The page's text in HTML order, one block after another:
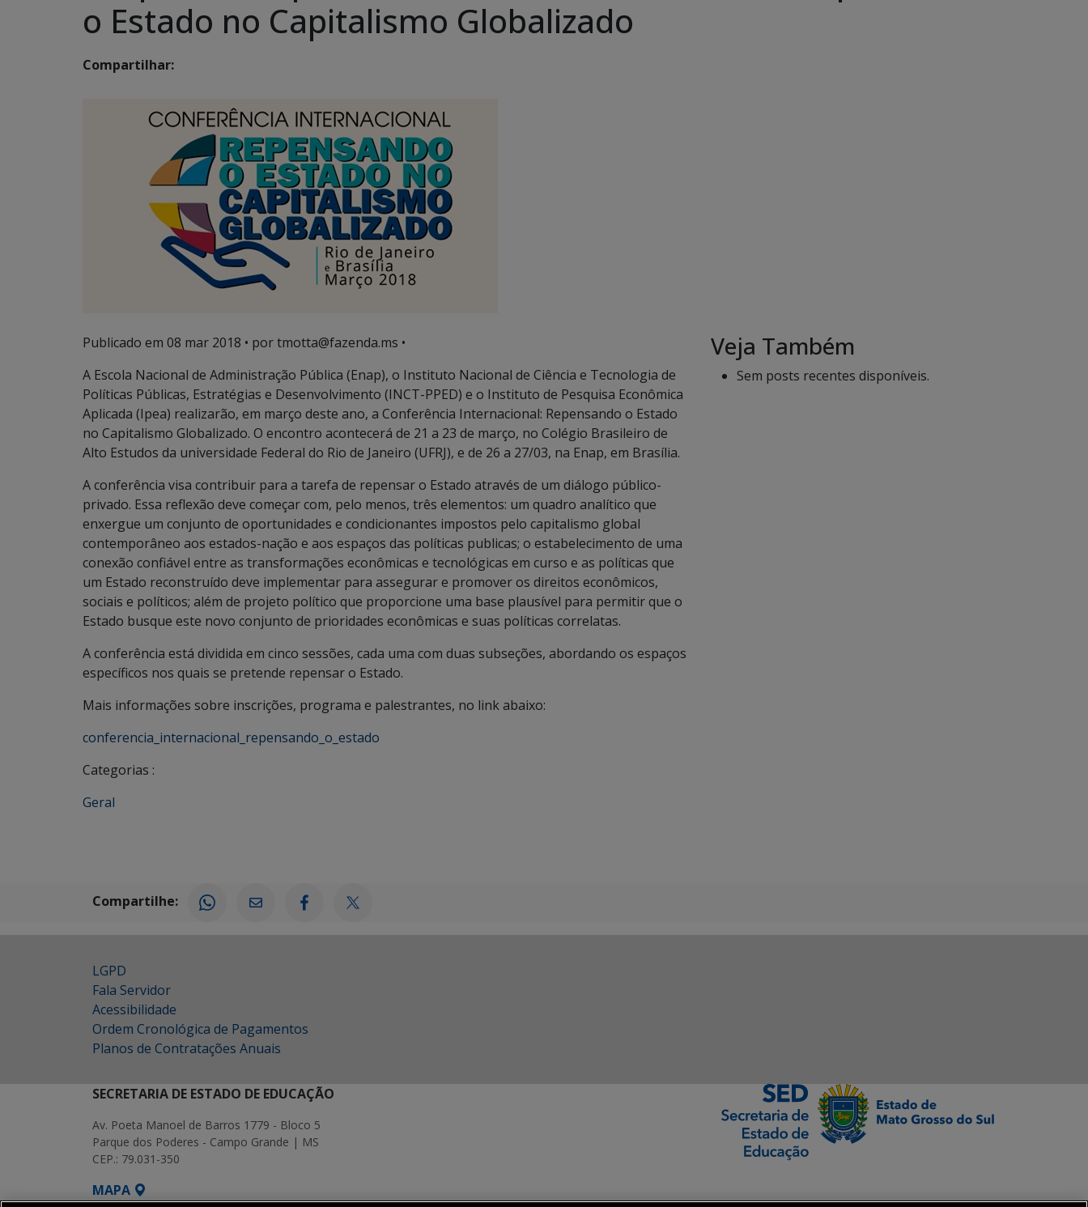
o Estado no Capitalismo Globalizado
Compartilhar:
Publicado em 08 mar 2018 • por tmotta@fazenda.ms •
A Escola Nacional de Administração Pública (Enap), o Instituto Nacional de Ciência e Tecnologia de
Políticas Públicas, Estratégias e Desenvolvimento (INCT-PPED) e o Instituto de Pesquisa Econômica
Aplicada (Ipea) realizarão, em março deste ano, a Conferência Internacional: Repensando o Estado
no Capitalismo Globalizado. O encontro acontecerá de 21 a 23 de março, no Colégio Brasileiro de
Alto Estudos da universidade Federal do Rio de Janeiro (UFRJ), e de 26 a 27/03, na Enap, em Brasília.
A conferência visa contribuir para a tarefa de repensar o Estado através de um diálogo público-
privado. Essa reflexão deve começar com, pelo menos, três elementos: um quadro analítico que
enxergue um conjunto de oportunidades e condicionantes impostos pelo capitalismo global
contemporâneo aos estados-nação e aos espaços das políticas publicas; o estabelecimento de uma
conexão confiável entre as transformações econômicas e tecnológicas em curso e as políticas que
um Estado reconstruído deve implementar para assegurar e promover os direitos econômicos,
sociais e políticos; além de projeto político que proporcione uma base plausível para permitir que o
Estado busque este novo conjunto de prioridades econômicas e suas políticas correlatas.
A conferência está dividida em cinco sessões, cada uma com duas subseções, abordando os espaços
específicos nos quais se pretende repensar o Estado.
Mais informações sobre inscrições, programa e palestrantes, no link abaixo:
conferencia_internacional_repensando_o_estado
Categorias :
Geral
Veja Também
Sem posts recentes disponíveis.
Compartilhe:
LGPD
Fala Servidor
Acessibilidade
Ordem Cronológica de Pagamentos
Planos de Contratações Anuais
SECRETARIA DE ESTADO DE EDUCAÇÃO
Av. Poeta Manoel de Barros 1779 - Bloco 5
Parque dos Poderes - Campo Grande | MS
CEP.: 79.031-350
MAPA